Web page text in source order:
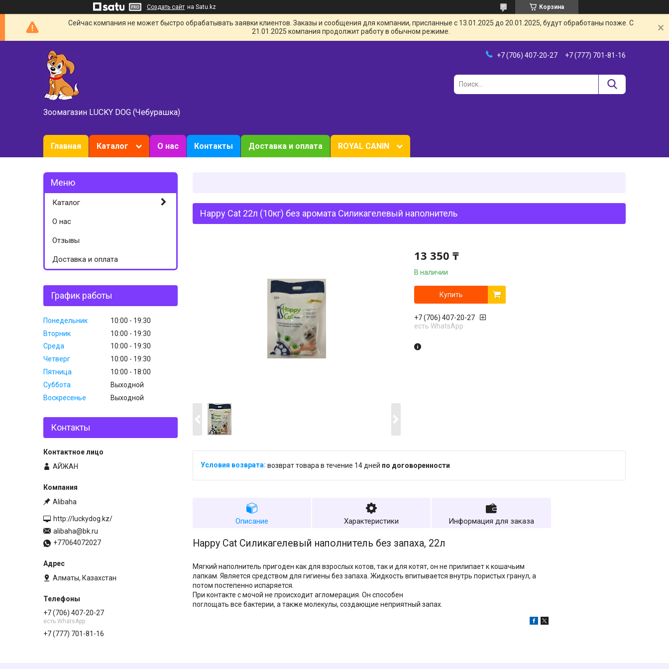
Создать сайт на Satu.kz Корзина
Сейчас компания не может быстро обрабатывать заявки клиентов. Заказы и сообщения для компании, присланные с 13.01.2025 до 20.01.2025, будут обработаны позже. С
21.01.2025 компания продолжит работу в обычном режиме.
Зоомагазин LUCKY DOG (Чебурашка)
+7 (706) 407-20-27 +7 (777) 701-81-16
Главная Каталог О нас Контакты Доставка и оплата ROYAL CANIN
Happy Cat 22л (10кг) без аромата Силикагелевый наполнитель
13 350 ₸
В наличии
Купить
+7 (706) 407-20-27
есть WhatsApp
возврат товара в течение 14 дней по договоренности
Описание Характеристики Информация для заказа
Happy Cat Силикагелевый наполнитель без запаха, 22л
Мягкий наполнитель пригоден как для взрослых котов, так и для котят, он не прилипает к кошачьим
лапкам. Является средством для гигиены без запаха. Жидкость впитывается внутрь пористых гранул, а
потом постепенно испаряется.
При контакте с мочой не происходит агломерация. Он способен
поглощать все бактерии, а также молекулы, создающие неприятный запах.
Каталог
О нас
Отзывы
Доставка и оплата
График работы
Понедельник 10:00
19:30
Вторник
10:00
19:30
Среда
10:00
19:30
Четверг
10:00
19:30
Пятница
10:00
18:00
Суббота
Выходной
Воскресенье
Выходной
Контакты
АЙЖАН
Alibaha
http://luckydog.kz/
alibaha@bk.ru
+77064072027
Алматы, Казахстан
+7 (706) 407-20-27
есть WhatsApp
+7 (777) 701-81-16